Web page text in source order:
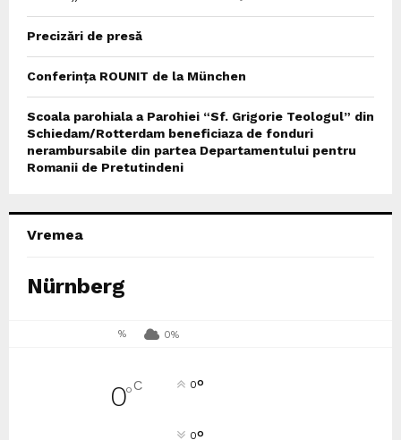
Precizări de presă
Conferința ROUNIT de la München
Scoala parohiala a Parohiei “Sf. Grigorie Teologul” din
Schiedam/Rotterdam beneficiaza de fonduri
nerambursabile din partea Departamentului pentru
Romanii de Pretutindeni
Vremea
Nürnberg
% 0%
0°C 0°
0°